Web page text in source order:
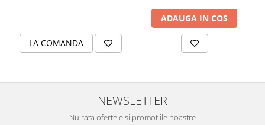
Malai
Panificatie congelata
LA COMANDA
ADAUGA IN COS
NEWSLETTER
Nu rata ofertele si promotiile noastre